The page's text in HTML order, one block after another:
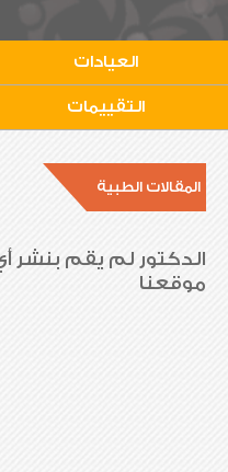
العيادات
التقييمات
المقالات الطبية
الدكتور لم يقم بنشر
موقعنا